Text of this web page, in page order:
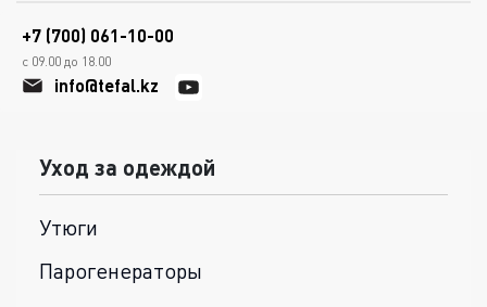
+7 (700) 061-10-00
с 09.00 до 18.00
info@tefal.kz
Уход за одеждой
Утюги
Парогенераторы